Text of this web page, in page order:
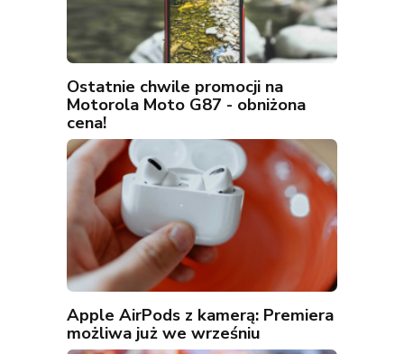
Ostatnie chwile promocji na
Motorola Moto G87 - obniżona
cena!
Apple AirPods z kamerą: Premiera
możliwa już we wrześniu